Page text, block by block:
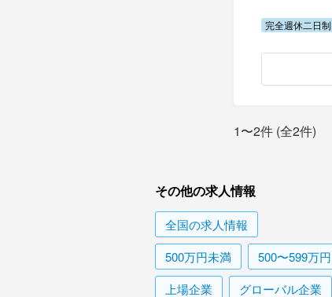
完全週休二日制
1〜2件 (全2件)
その他の求人情報
全国の求人情報
500万円未満
500〜599万円
上場企業
グローバル企業